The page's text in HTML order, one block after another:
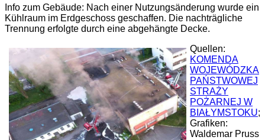
Info zum Gebäude: Nach einer Nutzungsänderung wurde ein
Kühlraum im Erdgeschoss geschaffen. Die nachträgliche
Trennung erfolgte durch eine abgehängte Decke.
Quellen:
KOMENDA
WOJEWÓDZKA
PAŃSTWOWEJ
STRAŻY
POŻARNEJ W
BIAŁYMSTOKU;
Grafiken:
Waldemar Pruss